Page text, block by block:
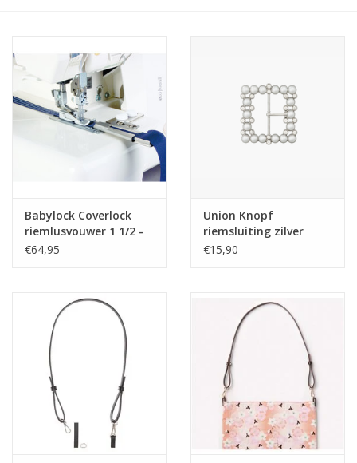
Stoffen
Breien en haken
Sale / Coupons
Cadeaubonnen
Guy's blog
Babylock Coverlock
riemlusvouwer 1 1/2 -
38mm
€64,95
Union Knopf
riemsluiting zilver
€15,90